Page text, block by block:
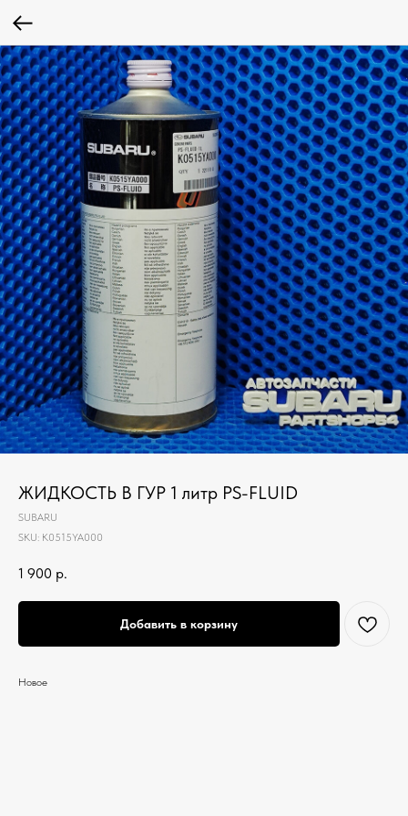
ЖИДКОСТЬ В ГУР 1 литр PS-FLUID
SUBARU
SKU: K0515YA000
1 900 р.
Добавить в корзину
Новое